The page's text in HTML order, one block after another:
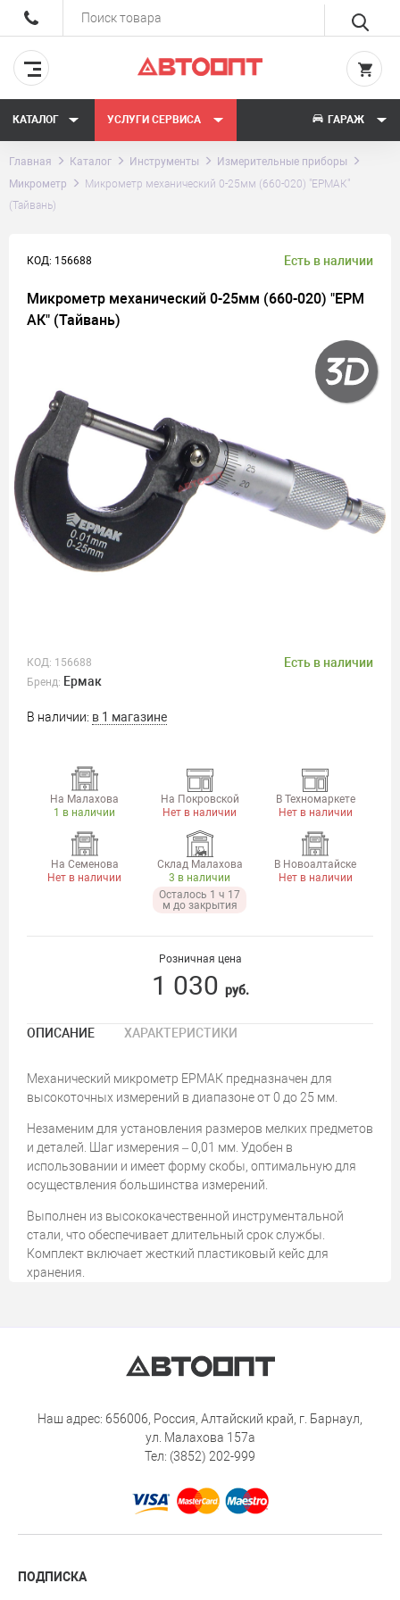
КАТАЛОГ УСЛУГИ СЕРВИСА ГАРАЖ
Главная Каталог Инструменты
Измерительные приборы
Микрометр
Микрометр механический 0-25мм (660-020) "ЕРМАК"
(Тайвань)
КОД: 156688 Есть в наличии
Микрометр механический 0-25мм (660-020) "ЕРМ
АК" (Тайвань)
КОД: 156688 Есть в наличии
Бренд: Ермак
В наличии: в 1 магазине
На Малахова
1 в наличии
На Покровской
Нет в наличии
В Техномаркете
Нет в наличии
На Семенова
Нет в наличии
Склад Малахова
3 в наличии
Осталось 1 ч 17
м до закрытия
В Новоалтайске
Нет в наличии
Розничная цена
1 030 руб.
ОПИСАНИЕ ХАРАКТЕРИСТИКИ
Механический микрометр ЕРМАК предназначен для
высокоточных измерений в диапазоне от 0 до 25 мм.
Незаменим для установления размеров мелких предметов
и деталей. Шаг измерения – 0,01 мм. Удобен в
использовании и имеет форму скобы, оптимальную для
осуществления большинства измерений.
Выполнен из высококачественной инструментальной
стали, что обеспечивает длительный срок службы.
Комплект включает жесткий пластиковый кейс для
хранения.
Наш адрес: 656006, Россия, Алтайский край, г. Барнаул,
ул. Малахова 157а
Тел: (3852) 202-999
ПОДПИСКА